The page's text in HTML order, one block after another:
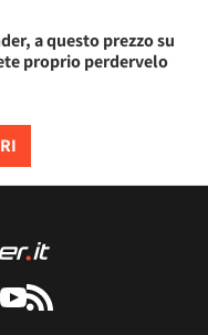
a questo prezzo su
proprio perdervelo